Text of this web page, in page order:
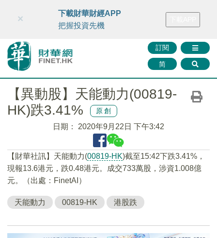
財華智庫網 FINTV FINMETA 財華證券 媒體矩陣
訂閱
简
×
下載財華財經APP
把握投資先機
【異動股】天能動力(00819-
HK)跌3.41%
原創
日期： 2020年9月22日 下午3:42
【財華社訊】天能動力(00819-HK)截至15:42下跌3.41%，
現報13.6港元，跌0.48港元。成交733萬股，涉資1.008億
元。（出處：FinetAI）
天能動力 00819-HK 港股跌